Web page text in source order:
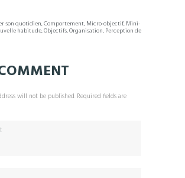
son quotidien,Comportement,Micro-objectif,Mini-
habitude,Objectifs,Organisation,Perception de
will not be published. Required fields are